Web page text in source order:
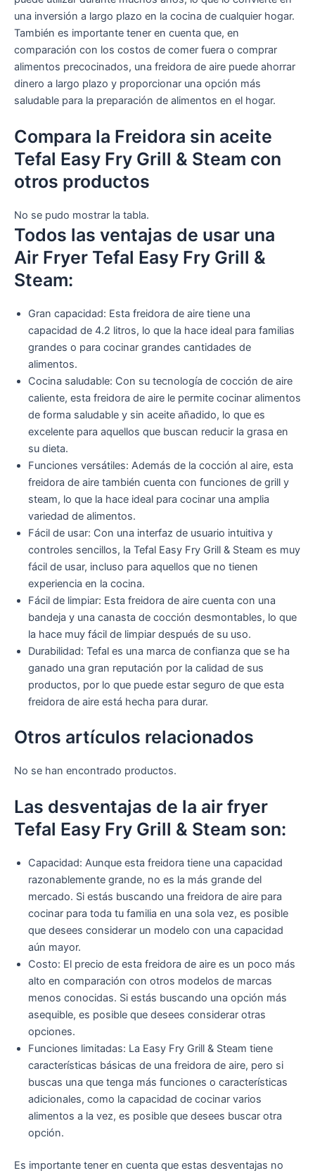
una inversión a largo plazo en la cocina de cualquier hogar.
También es importante tener en cuenta que, en
comparación con los costos de comer fuera o comprar
alimentos precocinados, una freidora de aire puede ahorrar
dinero a largo plazo y proporcionar una opción más
saludable para la preparación de alimentos en el hogar.
Compara la Freidora sin aceite
Tefal Easy Fry Grill & Steam con
otros productos
No se pudo mostrar la tabla.
Todos las ventajas de usar una
Air Fryer Tefal Easy Fry Grill &
Steam:
Gran capacidad: Esta freidora de aire tiene una
capacidad de 4.2 litros, lo que la hace ideal para familias
grandes o para cocinar grandes cantidades de
alimentos.
Cocina saludable: Con su tecnología de cocción de aire
caliente, esta freidora de aire le permite cocinar alimentos
de forma saludable y sin aceite añadido, lo que es
excelente para aquellos que buscan reducir la grasa en
su dieta.
Funciones versátiles: Además de la cocción al aire, esta
freidora de aire también cuenta con funciones de grill y
steam, lo que la hace ideal para cocinar una amplia
variedad de alimentos.
Fácil de usar: Con una interfaz de usuario intuitiva y
controles sencillos, la Tefal Easy Fry Grill & Steam es muy
fácil de usar, incluso para aquellos que no tienen
experiencia en la cocina.
Fácil de limpiar: Esta freidora de aire cuenta con una
bandeja y una canasta de cocción desmontables, lo que
la hace muy fácil de limpiar después de su uso.
Durabilidad: Tefal es una marca de confianza que se ha
ganado una gran reputación por la calidad de sus
productos, por lo que puede estar seguro de que esta
freidora de aire está hecha para durar.
Otros artículos relacionados
No se han encontrado productos.
Las desventajas de la air fryer
Tefal Easy Fry Grill & Steam son:
Capacidad: Aunque esta freidora tiene una capacidad
razonablemente grande, no es la más grande del
mercado. Si estás buscando una freidora de aire para
cocinar para toda tu familia en una sola vez, es posible
que desees considerar un modelo con una capacidad
aún mayor.
Costo: El precio de esta freidora de aire es un poco más
alto en comparación con otros modelos de marcas
menos conocidas. Si estás buscando una opción más
asequible, es posible que desees considerar otras
opciones.
Funciones limitadas: La Easy Fry Grill & Steam tiene
características básicas de una freidora de aire, pero si
buscas una que tenga más funciones o características
adicionales, como la capacidad de cocinar varios
alimentos a la vez, es posible que desees buscar otra
opción.
Es importante tener en cuenta que estas desventajas no